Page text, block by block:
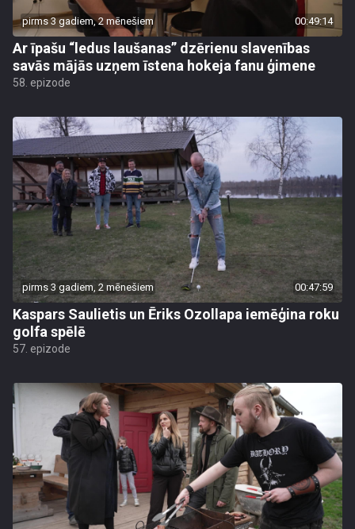
pirms 3 gadiem, 2 mēnešiem 00:49:14
Ar īpašu “ledus laušanas” dzērienu slavenības
savās mājās uzņem īstena hokeja fanu ģimene
58. epizode
pirms 3 gadiem, 2 mēnešiem 00:47:59
Kaspars Saulietis un Ēriks Ozollapa iemēģina roku
golfa spēlē
57. epizode